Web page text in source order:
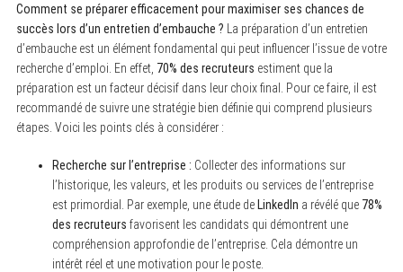
Comment se préparer efficacement pour maximiser ses chances de
succès lors d’un entretien d’embauche ? La préparation d’un entretien
d’embauche est un élément fondamental qui peut influencer l’issue de votre
recherche d’emploi. En effet, 70% des recruteurs estiment que la
préparation est un facteur décisif dans leur choix final. Pour ce faire, il est
recommandé de suivre une stratégie bien définie qui comprend plusieurs
étapes. Voici les points clés à considérer :
Recherche sur l’entreprise : Collecter des informations sur
l’historique, les valeurs, et les produits ou services de l’entreprise
est primordial. Par exemple, une étude deLinkedIn a révélé que 78%
des recruteurs favorisent les candidats qui démontrent une
compréhension approfondie de l’entreprise. Cela démontre un
intérêt réel et une motivation pour le poste.